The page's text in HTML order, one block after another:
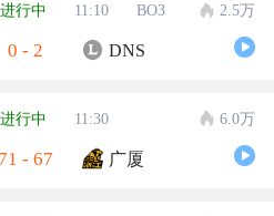
进行中 11:10 BO3 2.5万
0 - 2 DNS
进行中 11:30 6.0万
71 - 67 广厦